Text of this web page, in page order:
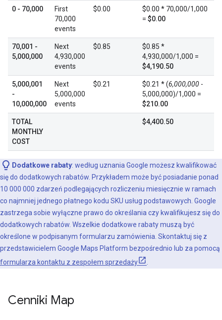
0 - 70,000
First
70,000
events
$0.00
$0.00 * 70,000/1,000
= $0.00
70,001 -
5,000,000
Next
4,930,000
events
$0.85
$0.85 *
4,930,000/1,000 =
$4,190.50
5,000,001
-
10,000,000
Next
5,000,000
events
$0.21 $0.21 * (6,000,000 -
5,000,000)/1,000 =
$210.00
TOTAL
MONTHLY
COST
$4,400.50
Dodatkowe rabaty: według uznania Google możesz kwalifikować
się do dodatkowych rabatów. Przykładem może być posiadanie ponad
10 000 000 zdarzeń podlegających rozliczeniu miesięcznie w ramach
co najmniej jednego płatnego kodu SKU usług podstawowych. Google
zastrzega sobie wyłączne prawo do określania czy kwalifikujesz się do
dodatkowych rabatów. Wszelkie dodatkowe rabaty muszą być
określone w podpisanym formularzu zamówienia. Skontaktuj się z
przedstawicielem Google Maps Platform bezpośrednio lub za pomocą
formularza kontaktu z zespołem sprzedaży
Cenniki Map